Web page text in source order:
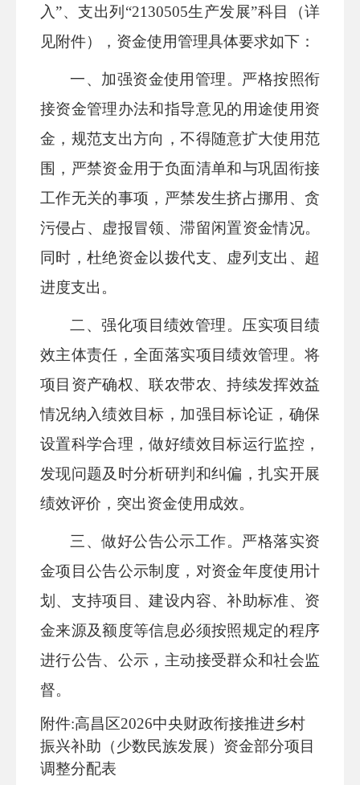
入”、支出列“2130505生产发展”科目（详
见附件），资金使用管理具体要求如下：
一、 加强资金使用管理。 严格按照衔
接资金管理办法和指导意见的用途使用资
金，规范支出方向，不得随意扩大使用范
围，严禁资金用于负面清单和与巩固衔接
工作无关的事项，严禁发生挤占挪用、贪
污侵占、虚报冒领、滞留闲置资金情况。
同时，杜绝资金以拨代支、虚列支出、超
进度支出。
二、强化项目绩效管理。 压实项目绩
效主体责任，全面落实项目绩效管理。将
项目资产确权、联农带农、持续发挥效益
情况纳入绩效目标，加强目标论证，确保
设置科学合理，做好绩效目标运行监控，
发现问题及时分析研判和纠偏，扎实开展
绩效评价，突出资金使用成效。
三、做好公告公示工作。 严格落实资
金项目公告公示制度，对资金年度使用计
划、支持项目、建设内容、补助标准、资
金来源及额度等信息必须按照规定的程序
进行公告、公示，主动接受群众和社会监
督。
附件:高昌区2026中央财政衔接推进乡村
振兴补助（少数民族发展）资金部分项目
调整分配表